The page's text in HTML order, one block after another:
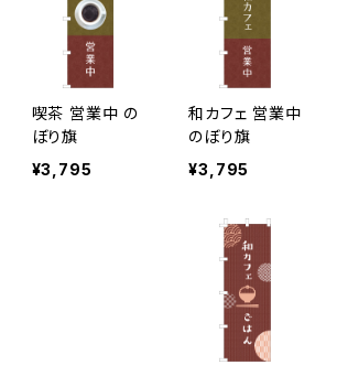
喫茶 営業中 の
ぼり旗
¥3,795
和カフェ 営業中
のぼり旗
¥3,795